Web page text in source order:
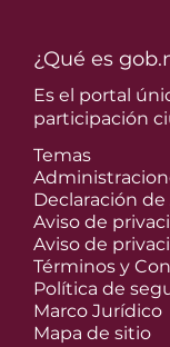
¿Qué es
Es el portal
participación
Temas
Declaración
Aviso de
Aviso de
Términos y
Política de
Marco Jurídico
Mapa de sitio